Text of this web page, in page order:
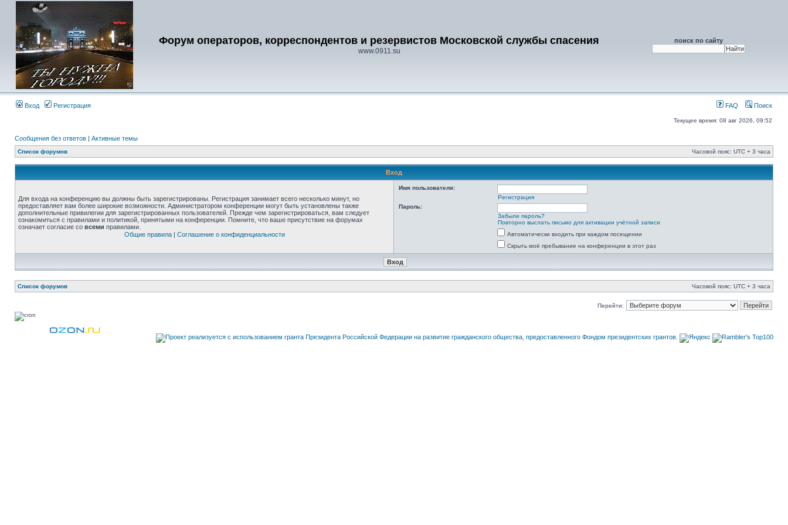
Форум операторов, корреспондентов и резервистов Московской службы спасения
www.0911.su
поиск по сайту
Вход Регистрация FAQ Поиск
Текущее время: 08 авг 2026, 09:52
Сообщения без ответов | Активные темы
Список форумов Часовой пояс: UTC + 3 часа
Вход
Для входа на конференцию вы должны быть зарегистрированы. Регистрация занимает всего несколько минут, но
предоставляет вам более широкие возможности. Администратором конференции могут быть установлены также
дополнительные привилегии для зарегистрированных пользователей. Прежде чем зарегистрироваться, вам следует
ознакомиться с правилами и политикой, принятыми на конференции. Помните, что ваше присутствие на форумах
означает согласие со всеми правилами.
Общие правила| Соглашение о конфиденциальности
Имя пользователя:
Регистрация
Пароль:
Забыли пароль?
Повторно выслать письмо для активации учётной записи
Автоматически входить при каждом посещении
Скрыть моё пребывание на конференции в этот раз
Список форумов Часовой пояс: UTC + 3 часа
Перейти: